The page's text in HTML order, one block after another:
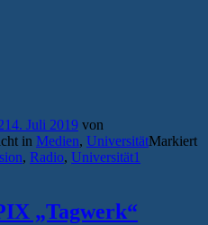
14. Juli 2019 von
in Medien, UniversitätMarkiert
, Radio, Universität1
„Tagwerk“